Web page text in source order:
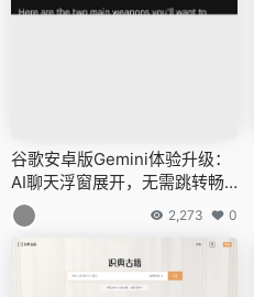
谷歌安卓版Gemini体验升级：
AI聊天浮窗展开，无需跳转畅
享对话
2,273 0